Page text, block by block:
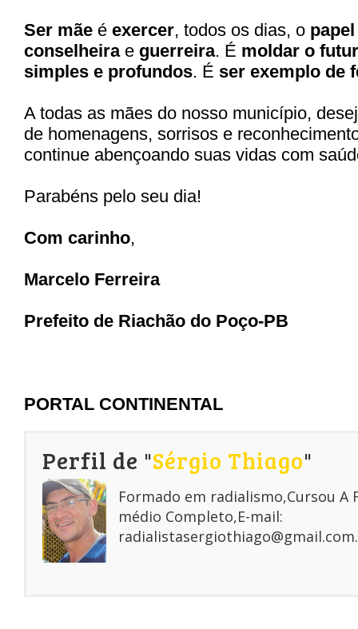
Ser mãe é exercer, todos os dias, o
conselheirae guerreira. É moldar o
simples e profundos. É ser exemplo de
A todas as mães do nosso município,
de homenagens, sorrisos e
continue abençoando suas vidas com
Parabéns pelo seu dia!
Com carinho,
Marcelo Ferreira
Prefeito de Riachão do Poço-PB
PORTAL CONTINENTAL
Perfil de "Sérgio Thiago"
Formado em radialismo,Cursou A
médio Completo,E-mail:
radialistasergiothiago@gmail.com.